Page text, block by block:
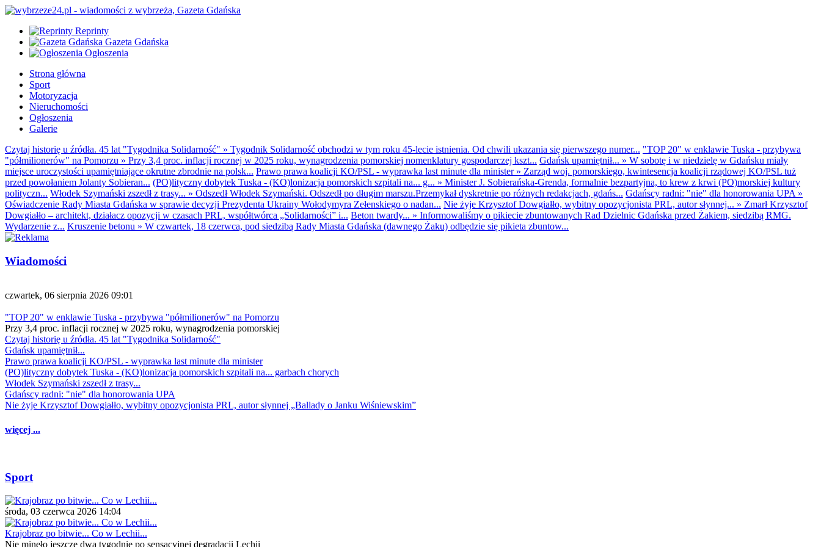
Reprinty
Gazeta Gdańska
Ogłoszenia
Strona główna
Sport
Motoryzacja
Nieruchomości
Ogłoszenia
Galerie
Czytaj historię u źródła. 45 lat "Tygodnika Solidarność" » Tygodnik Solidarność obchodzi w tym roku 45-lecie istnienia. Od chwili ukazania się pierwszego numer... "TOP 20" w enklawie Tuska - przybywa
"półmilionerów" na Pomorzu » Przy 3,4 proc. inflacji rocznej w 2025 roku, wynagrodzenia pomorskiej nomenklatury gospodarczej kszt... Gdańsk upamiętnił... » W sobotę i w niedzielę w Gdańsku miały
miejsce uroczystości upamiętniające okrutne zbrodnie na polsk... Prawo prawa koalicji KO/PSL - wyprawka last minute dla minister» Zarząd woj. pomorskiego, kwintesencja koalicji rządowej KO/PSL tuż
przed powołaniem Jolanty Sobieran... (PO)lityczny dobytek Tuska - (KO)lonizacja pomorskich szpitali na... g... » Minister J. Sobierańska-Grenda, formalnie bezpartyjna, to krew z krwi (PO)morskiej kultury
polityczn... Włodek Szymański zszedł z trasy... » Odszedł Włodek Szymański. Odszedł po długim marszu.Przemykał dyskretnie po różnych redakcjach, gdańs... Gdańscy radni: "nie" dla honorowania UPA »
Oświadczenie Rady Miasta Gdańska w sprawie decyzji Prezydenta Ukrainy Wołodymyra Zełenskiego o nadan... Nie żyje Krzysztof Dowgiałło, wybitny opozycjonista PRL, autor słynnej... » Zmarł Krzysztof
Dowgiałło – architekt, działacz opozycji w czasach PRL, współtwórca „Solidarności” i... Beton twardy... » Informowaliśmy o pikiecie zbuntowanych Rad Dzielnic Gdańska przed Żakiem, siedzibą RMG.
Wydarzenie z... Kruszenie betonu » W czwartek, 18 czerwca, pod siedzibą Rady Miasta Gdańska (dawnego Żaku) odbędzie się pikieta zbuntow...
Wiadomości
czwartek, 06 sierpnia 2026 09:01
"TOP 20" w enklawie Tuska - przybywa "półmilionerów" na Pomorzu
Przy 3,4 proc. inflacji rocznej w 2025 roku, wynagrodzenia pomorskiej
Czytaj historię u źródła. 45 lat "Tygodnika Solidarność"
Gdańsk upamiętnił...
Prawo prawa koalicji KO/PSL - wyprawka last minute dla minister
(PO)lityczny dobytek Tuska - (KO)lonizacja pomorskich szpitali na... garbach chorych
Włodek Szymański zszedł z trasy...
Gdańscy radni: "nie" dla honorowania UPA
Nie żyje Krzysztof Dowgiałło, wybitny opozycjonista PRL, autor słynnej „Ballady o Janku Wiśniewskim”
więcej ...
Sport
środa, 03 czerwca 2026 14:04
Krajobraz po bitwie... Co w Lechii...
Nie minęło jeszcze dwa tygodnie po sensacyjnej degradacji Lechii